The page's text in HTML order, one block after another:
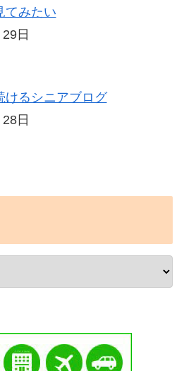
てみたい
日
けるシニアブログ
日